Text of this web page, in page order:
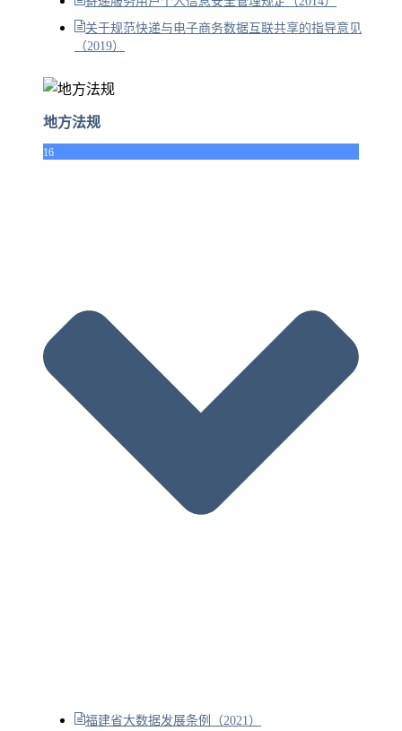
关于规范快递与电子商务数据互联共享的指导意见
（2019）
地方法规
16
福建省大数据发展条例（2021）